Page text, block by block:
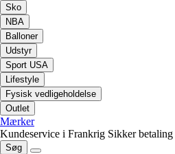
Sko
NBA
Balloner
Udstyr
Sport USA
Lifestyle
Fysisk vedligeholdelse
Outlet
Mærker
Kundeservice i Frankrig Sikker betaling
Søg